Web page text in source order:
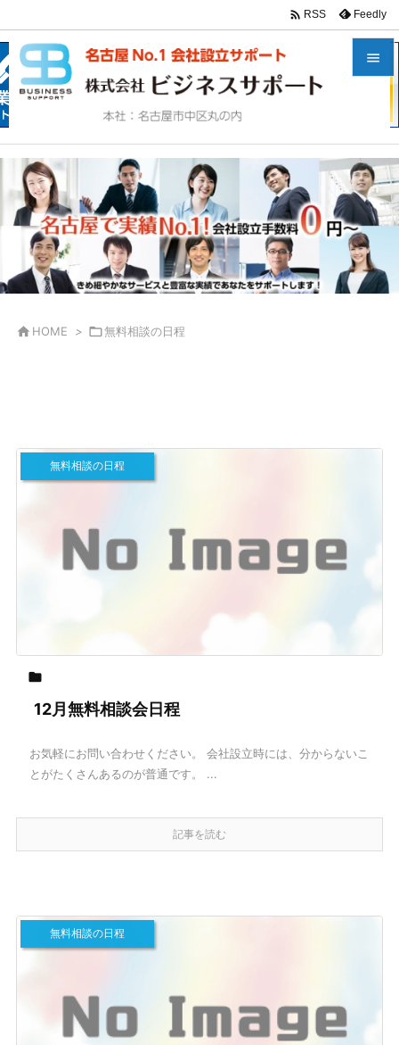

メニュ

サイド

前へ

次へ

検索
 RSS Feedly
 HOME > 無料相談の日程

無料相談の日程
12月無料相談会日程
お気軽にお問い合わせください。 会社設立時には、分からないこ
とがたくさんあるのが普通です。 ...
記事を読む
無料相談の日程